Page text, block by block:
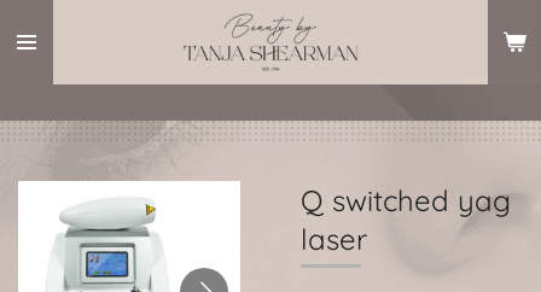
direct
hoofdinhoud
Q switched yag
laser